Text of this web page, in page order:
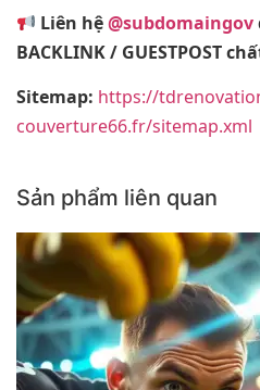
Liên hệ@subdomaingov
BACKLINK / GUESTPOST
Sitemap: https://
couverture66.fr/sitemap.xml
Sản phẩm liên quan